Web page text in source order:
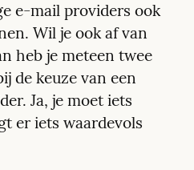
e-mail providers ook
Wil je ook af van
heb je meteen twee
de keuze van een
Ja, je moet iets
er iets waardevols